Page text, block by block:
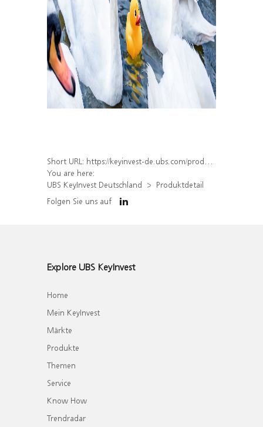
Short URL: https://keyinvest-de.ubs.com/produkt/detail/index/isin/DE000WA5N5E9
You are here:
UBS KeyInvest Deutschland
Produktdetail
Folgen Sie uns auf
Explore UBS KeyInvest
Home
Mein KeyInvest
Märkte
Produkte
Themen
Service
Know How
Trendradar